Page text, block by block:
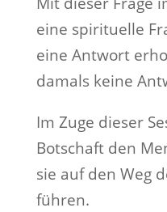
eine spirituelle
eine Antwort
damals keine
Im Zuge dieser
Botschaft den
sie auf den Weg
führen.